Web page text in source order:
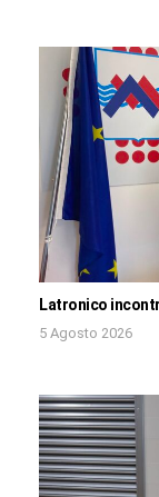
Latronico
5 Agosto 2026